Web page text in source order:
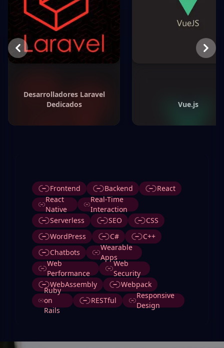
Previous Next
Desarrolladores Laravel
Dedicados
Vue.js
Frontend Backend
React
React
Native
Real-Time
Interaction
Serverless
SEO
CSS
WordPress
C#
C++
Chatbots
Wearable
Apps
Web
Performance
Web
Security
WebAssembly
Webpack
Ruby
on
Rails
RESTful
Responsive
Design